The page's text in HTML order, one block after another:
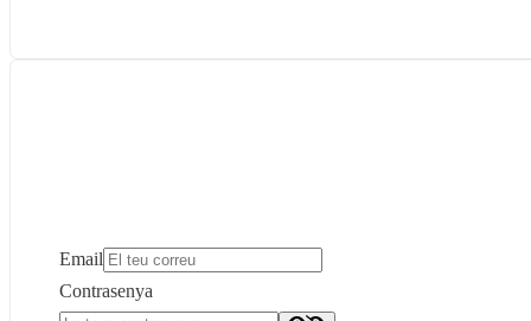
Email
Contrasenya